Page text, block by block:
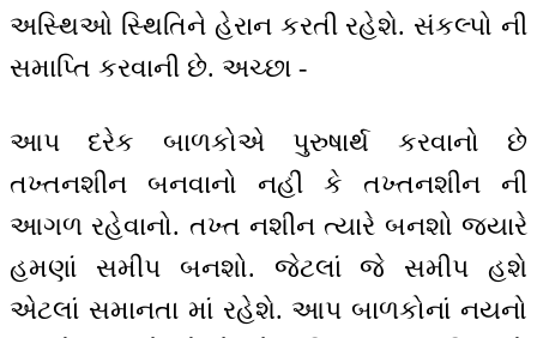
અસ્થિઓ સ્થિતિને હેરાન કરતી રહેશે. સંકલ્પો ની
સમાપ્તિ કરવાની છે. અચ્છા -
આપ દરેક બાળકોએ પુરુષાર્થ કરવાનો છે
તખ્તનશીન બનવાનો નહીં કે તખ્તનશીન ની
આગળ રહેવાનો. તખ્ત નશીન ત્યારે બનશો જ્યારે
હમણાં સમીપ બનશો. જેટલાં જે સમીપ હશે
એટલાં સમાનતા માં રહેશે. આપ બાળકોનાં નયનો